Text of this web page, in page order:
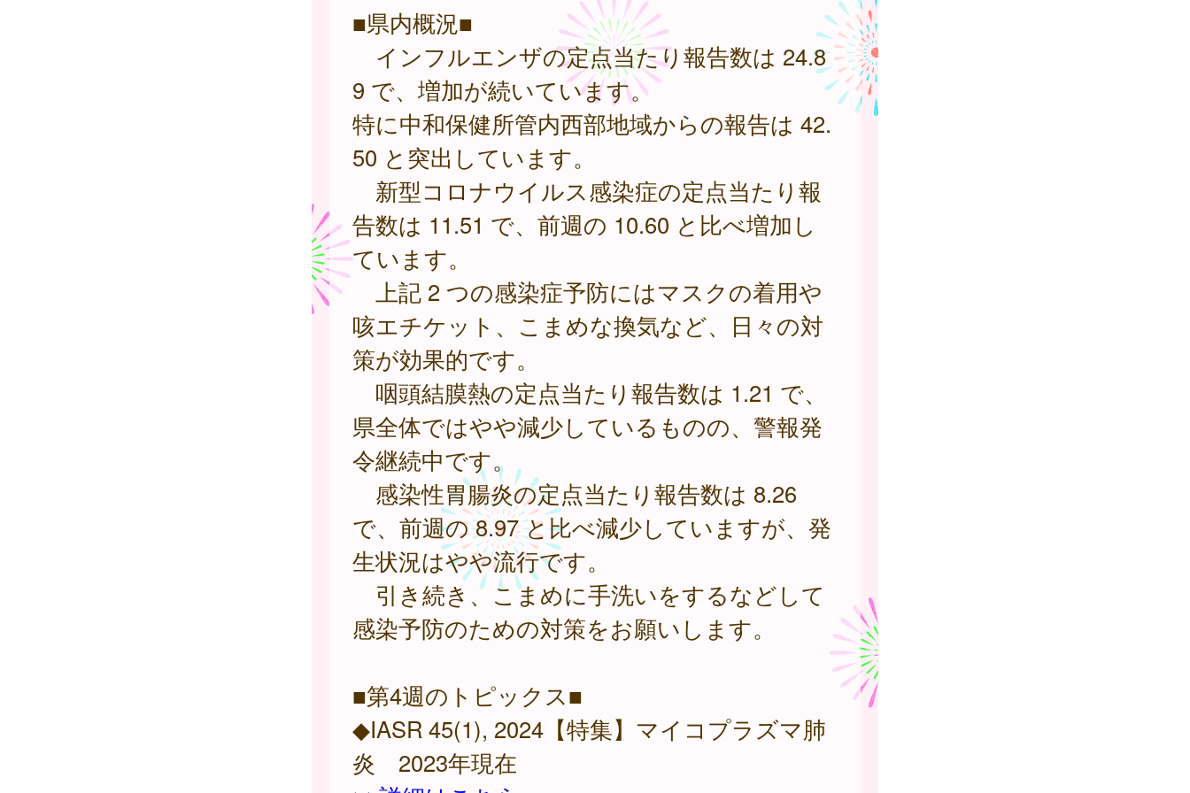
■県内概況■
インフルエンザの定点当たり報告数は 24.8
9 で、増加が続いています。
特に中和保健所管内西部地域からの報告は 42.
50 と突出しています。
新型コロナウイルス感染症の定点当たり報
告数は 11.51 で、前週の 10.60 と比べ増加し
ています。
上記 2 つの感染症予防にはマスクの着用や
咳エチケット、こまめな換気など、日々の対
策が効果的です。
咽頭結膜熱の定点当たり報告数は 1.21 で、
県全体ではやや減少しているものの、警報発
令継続中です。
感染性胃腸炎の定点当たり報告数は 8.26
で、前週の 8.97 と比べ減少していますが、発
生状況はやや流行です。
引き続き、こまめに手洗いをするなどして
感染予防のための対策をお願いします。
■第4週のトピックス■
◆IASR 45(1), 2024【特集】マイコプラズマ肺
炎 2023年現在